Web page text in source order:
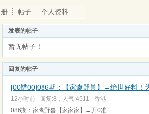
帖子 个人资料
发表的帖子
暂无帖子！
回复的帖子
[00错00]086期：【家禽野兽】→绝世好料！
12小时前 - 回复:8，人气:4511 - 香港
086期：家禽野兽【家家家】→开0准